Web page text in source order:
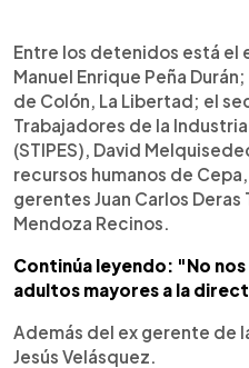
Entre los detenidos está el
Manuel Enrique Peña
de Colón, La Libertad; el
Trabajadores de la
(STIPES), David
recursos humanos de
gerentes Juan Carlos
Mendoza Recinos.
Continúa leyendo: "No
adultos mayores a la
Además del ex gerente de
Jesús Velásquez.